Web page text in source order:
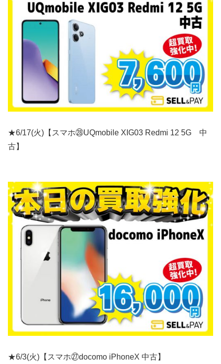
★6/17(火)【スマホ㉘UQmobile XIG03 Redmi 12 5G 中
古】
★6/3(火)【スマホ㉗docomo iPhoneX 中古】